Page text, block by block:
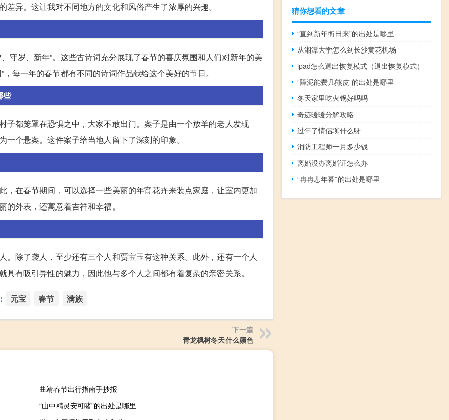
异。这让我对不同地方的文化和风俗产生了浓厚的兴趣。
守岁、新年”。这些古诗词充分展现了春节的喜庆氛围和人们对新年的美
每一年的春节都有不同的诗词作品献给这个美好的节日。
些
都笼罩在恐惧之中，大家不敢出门。案子是由一个放羊的老人发现
个悬案。这件案子给当地人留下了深刻的印象。
在春节期间，可以选择一些美丽的年宵花卉来装点家庭，让室内更加
外表，还寓意着吉祥和幸福。
除了袭人，至少还有三个人和贾宝玉有这种关系。此外，还有一个人
有吸引异性的魅力，因此他与多个人之间都有着复杂的亲密关系。
元宝 春节 满族
下一篇
青龙枫树冬天什么颜色
曲靖春节出行指南手抄报
“山中精灵安可睹”的出处是哪里
猜你想看的文章
“直到新年衙日来”的出处是哪里
从湘潭大学怎么到长沙黄花机场
ipad怎么退出恢复模式（退出恢复模式）
“障泥能费几熊皮”的出处是哪里
冬天家里吃火锅好吗吗
奇迹暖暖分解攻略
过年了情侣聊什么呀
消防工程师一月多少钱
离婚没办离婚证怎么办
“冉冉悲年暮”的出处是哪里